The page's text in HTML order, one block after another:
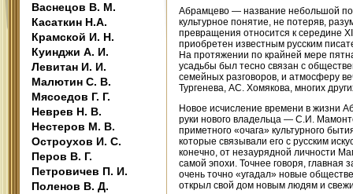
Васнецов В. М.
Касаткин Н.А.
Крамской И. Н.
Куинджи А. И.
Левитан И. И.
Малютин С. В.
Мясоедов Г. Г.
Неврев Н. В.
Нестеров М. В.
Остроухов И. С.
Перов В. Г.
Петровичев П. И.
Поленов В. Д.
Абрамцево — название небольшой
культурное понятие, не потеряв,
превращения относится к середине
приобретен известным русским
На протяжении по крайней мере
усадьбы был тесно связан с
семейных разговоров, и атмосферу
Тургенева, АС. Хомякова, многих
Новое исчисление времени в жизни
руки нового владельца — С.И.
приметного «очага» культурного
которые связывали его с русским
конечно, от незаурядной личности
самой эпохи. Точнее говоря, главная
очень точно «угадал» новые
открыл свой дом новым людям и